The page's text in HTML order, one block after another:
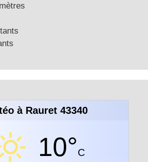
à Rauret 43340
10°C